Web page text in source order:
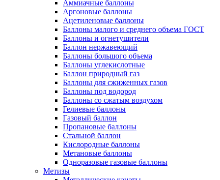
Аммиачные баллоны
Аргоновые баллоны
Ацетиленовые баллоны
Баллоны малого и среднего объема ГОСТ
Баллоны и огнетушители
Баллон нержавеющий
Баллоны большого объема
Баллоны углекислотные
Баллон природный газ
Баллоны для сжиженных газов
Баллоны под водород
Баллоны со сжатым воздухом
Гелиевые баллоны
Газовый баллон
Пропановые баллоны
Стальной баллон
Кислородные баллоны
Метановые баллоны
Одноразовые газовые баллоны
Метизы